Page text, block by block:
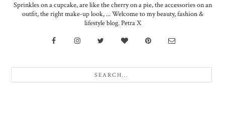
Sprinkles on a cupcake, are like the cherry on a pie, the accessories on an
outfit, the right make-up look, ... Welcome to my beauty, fashion &
lifestyle blog. Petra X